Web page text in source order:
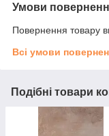
Умови
Повернення товару
Всі умови
Подібні товари